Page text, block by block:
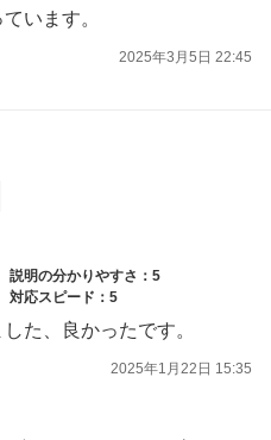
います。
2025年3月5日 22:45
説明の分かりやすさ：5
対応スピード：5
た、良かったです。
2025年1月22日 15:35